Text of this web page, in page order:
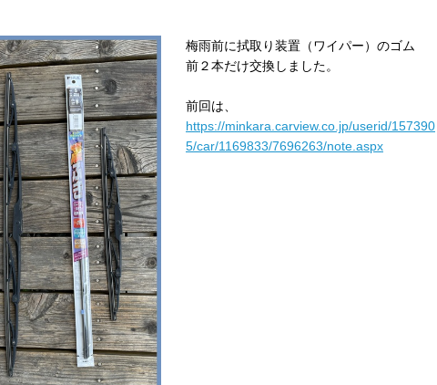
梅雨前に拭取り装置（ワイパー）のゴム
前２本だけ交換しました。
前回は、
https://minkara.carview.co.jp/userid/157390
5/car/1169833/7696263/note.aspx